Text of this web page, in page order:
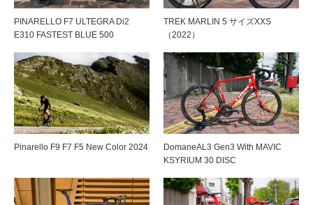
PINARELLO F7 ULTEGRA Di2
E310 FASTEST BLUE 500
TREK MARLIN 5 サイズXXS
（2022）
Pinarello F9 F7 F5 New Color 2024
DomaneAL3 Gen3 With MAVIC
KSYRIUM 30 DISC